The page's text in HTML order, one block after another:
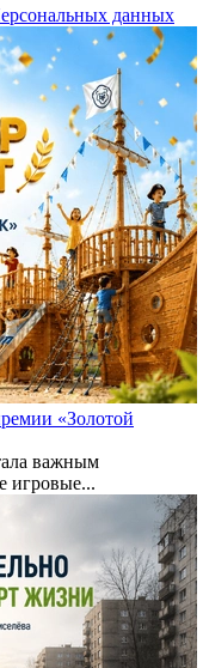
данных
«Золотой
важным
игровые...